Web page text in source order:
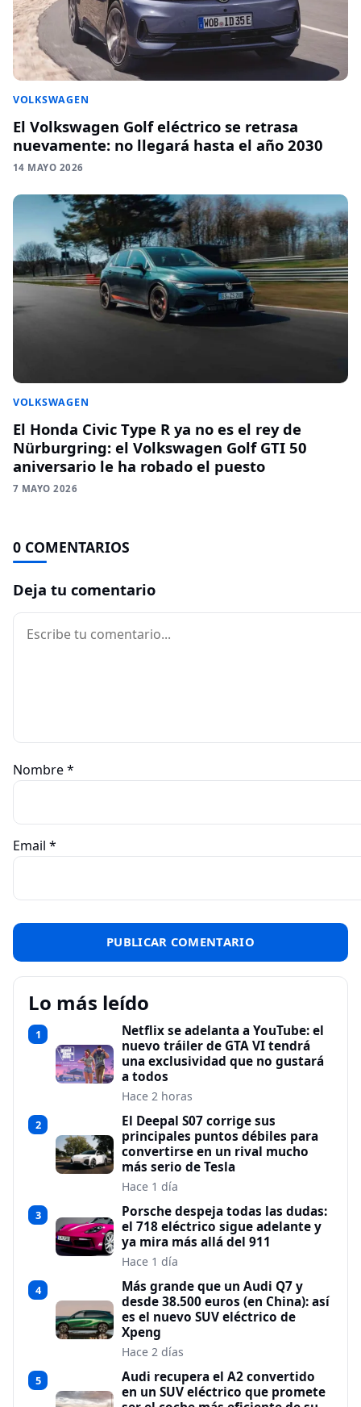
VOLKSWAGEN
El Volkswagen Golf eléctrico se retrasa
nuevamente: no llegará hasta el año 2030
14 MAYO 2026
VOLKSWAGEN
El Honda Civic Type R ya no es el rey de
Nürburgring: el Volkswagen Golf GTI 50
aniversario le ha robado el puesto
7 MAYO 2026
0 COMENTARIOS
Deja tu comentario
Comentario
Nombre*
Email *
Lo más leído
1
Netflix se adelanta a YouTube: el
nuevo tráiler de GTA VI tendrá
una exclusividad que no gustará
a todos
Hace 2 horas
2
El Deepal S07 corrige sus
principales puntos débiles para
convertirse en un rival mucho
más serio de Tesla
Hace 1 día
3
Porsche despeja todas las dudas:
el 718 eléctrico sigue adelante y
ya mira más allá del 911
Hace 1 día
4
Más grande que un Audi Q7 y
desde 38.500 euros (en China): así
es el nuevo SUV eléctrico de
Xpeng
Hace 2 días
5
Audi recupera el A2 convertido
en un SUV eléctrico que promete